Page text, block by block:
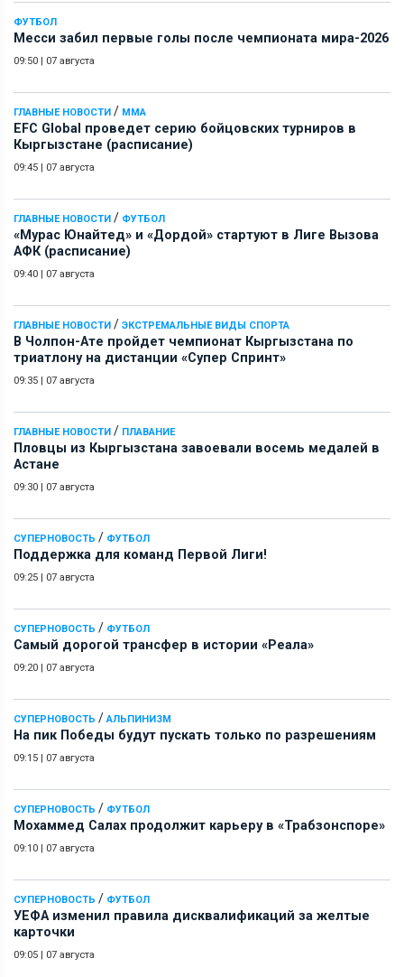
ФУТБОЛ
Месси забил первые голы после чемпионата мира-2026
09:50 07 августа
ГЛАВНЫЕ НОВОСТИ / ММА
EFC Global проведет серию бойцовских турниров в
Кыргызстане (расписание)
09:45 07 августа
ГЛАВНЫЕ НОВОСТИ / ФУТБОЛ
«Мурас Юнайтед» и «Дордой» стартуют в Лиге Вызова
АФК (расписание)
09:40 07 августа
ГЛАВНЫЕ НОВОСТИ / ЭКСТРЕМАЛЬНЫЕ ВИДЫ СПОРТА
В Чолпон-Ате пройдет чемпионат Кыргызстана по
триатлону на дистанции «Супер Спринт»
09:35 07 августа
ГЛАВНЫЕ НОВОСТИ / ПЛАВАНИЕ
Пловцы из Кыргызстана завоевали восемь медалей в
Астане
09:30 07 августа
СУПЕРНОВОСТЬ / ФУТБОЛ
Поддержка для команд Первой Лиги!
09:25 07 августа
СУПЕРНОВОСТЬ / ФУТБОЛ
Самый дорогой трансфер в истории «Реала»
09:20 07 августа
СУПЕРНОВОСТЬ / АЛЬПИНИЗМ
На пик Победы будут пускать только по разрешениям
09:15 07 августа
СУПЕРНОВОСТЬ / ФУТБОЛ
Мохаммед Салах продолжит карьеру в «Трабзонспоре»
09:10 07 августа
СУПЕРНОВОСТЬ / ФУТБОЛ
УЕФА изменил правила дисквалификаций за желтые
карточки
09:05 07 августа